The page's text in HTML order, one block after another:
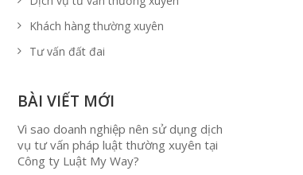
Khách hàng thường xuyên
Tư vấn đất đai
BÀI VIẾT MỚI
Vì sao doanh nghiệp nên sử dụng dịch
vụ tư vấn pháp luật thường xuyên tại
Công ty Luật My Way?